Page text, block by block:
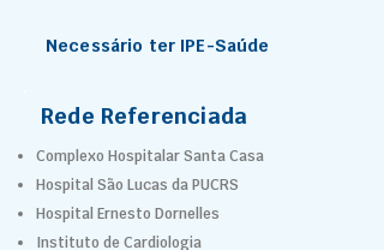
Necessário ter IPE-Saúde
Rede Referenciada
Complexo Hospitalar Santa Casa
Hospital São Lucas da PUCRS
Hospital Ernesto Dornelles
Instituto de Cardiologia